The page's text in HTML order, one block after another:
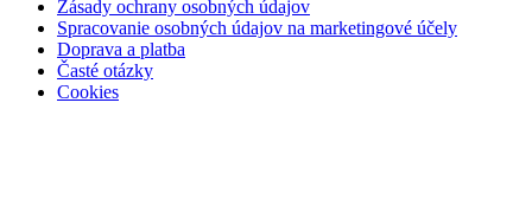
Zásady ochrany osobných údajov
Spracovanie osobných údajov na marketingové účely
Doprava a platba
Časté otázky
Cookies